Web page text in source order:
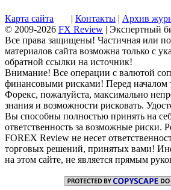
Карта сайта | Контакты | Архив
© 2009-2026 FX Review | Экспертный
Все права защищены! Частичная или
материалов сайта возможна только с
обратной ссылки на источник!
Внимание! Все операции с валютой
финансовыми рисками! Перед началом
Форекс, пожалуйста, максимально
знания и возможности рисковать.
Вы способны полностью принять на
ответственность за возможные риски.
FOREX Review не несет
торговых решений, принятых вами!
на этом сайте, не является прямым